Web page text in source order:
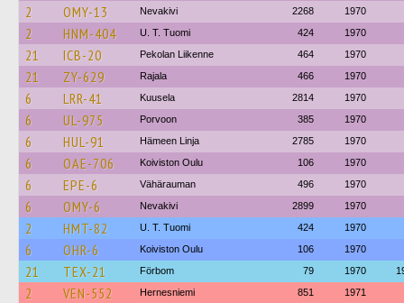
2 OMY-13 Nevakivi 2268 1970
2 HNM-404 U. T. Tuomi 424 1970
21 ICB-20 Pekolan Liikenne 464 1970
21 ZY-629 Rajala 466 1970
6 LRR-41 Kuusela 2814 1970
6 UL-975 Porvoon 385 1970
6 HUL-91 Hämeen Linja 2785 1970
6 OAE-706 Koiviston Oulu 106 1970
6 EPE-6 Vähärauman 496 1970
6 OMY-6 Nevakivi 2899 1970
2 HMT-82 U. T. Tuomi 424 1970
6 OHR-6 Koiviston Oulu 106 1970
21 TEX-21 Förbom 79 1970
2 VEN-552 Hernesniemi 851 1971